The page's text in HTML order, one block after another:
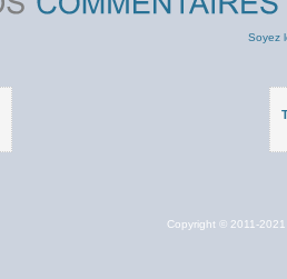
Soyez
Copyright © 2011-